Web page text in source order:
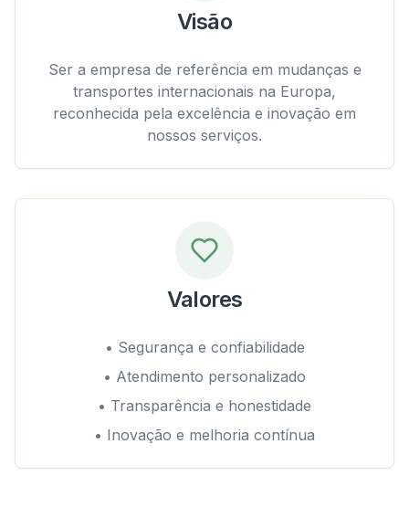
Visão
Ser a empresa de referência em mudanças e
transportes internacionais na Europa,
reconhecida pela excelência e inovação em
nossos serviços.
Valores
• Segurança e confiabilidade
• Atendimento personalizado
• Transparência e honestidade
• Inovação e melhoria contínua